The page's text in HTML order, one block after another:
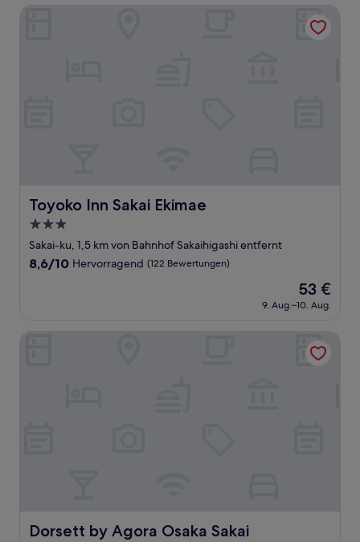
Bewertungen)
Toyoko Inn Sakai Ekimae
Toyoko Inn Sakai Ekimae
3.0-
Sterne-
Unterkunft
Sakai-ku, 1,5 km von Bahnhof Sakaihigashi entfernt
8.6
Bewertungen)
8,6/10 Hervorragend (122 Bewertungen)
Der
Preis
beträgt
53 €
9. Aug.–10. Aug.
Dorsett by Agora Osaka Sakai
Dorsett by Agora Osaka Sakai